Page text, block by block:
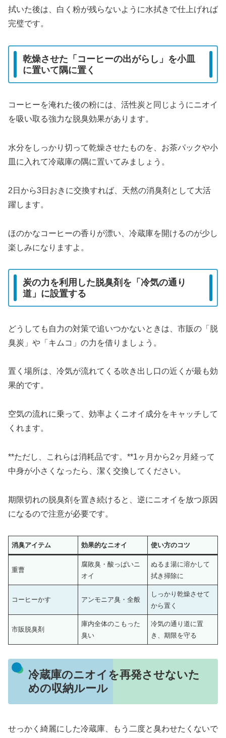
拭いた後は、白く粉が残らないように水拭きで仕上げれば
完璧です。
乾燥させた「コーヒーの出がらし」を小皿
に置いて隅に置く
コーヒーを淹れた後の粉には、活性炭と同じようにニオイ
を吸い取る強力な脱臭効果があります。
水分をしっかり切って乾燥させたものを、お茶パックや小
皿に入れて冷蔵庫の隅に置いてみましょう。
2日から3日おきに交換すれば、天然の消臭剤として大活
躍します。
ほのかなコーヒーの香りが漂い、冷蔵庫を開けるのが少し
楽しみになりますよ。
炭の力を利用した脱臭剤を「冷気の通り
道」に設置する
どうしても自力の対策で追いつかないときは、市販の「脱
臭炭」や「キムコ」の力を借りましょう。
置く場所は、冷気が流れてくる吹き出し口の近くが最も効
果的です。
空気の流れに乗って、効率よくニオイ成分をキャッチして
くれます。
**ただし、これらは消耗品です。**1ヶ月から2ヶ月経って
中身が小さくなったら、潔く交換してください。
期限切れの脱臭剤を置き続けると、逆にニオイを放つ原因
になるので注意が必要です。
消臭アイテム 効果的なニオイ 使い方のコツ
重曹
腐敗臭・酸っぱいニ
オイ
ぬるま湯に溶かして
拭き掃除に
コーヒーかす アンモニア臭・全般
しっかり乾燥させて
から置く
市販脱臭剤
庫内全体のこもった
臭い
冷気の通り道に置
き、期限を守る
冷蔵庫のニオイを再発させないた
めの収納ルール
せっかく綺麗にした冷蔵庫、もう二度と臭わせたくないで